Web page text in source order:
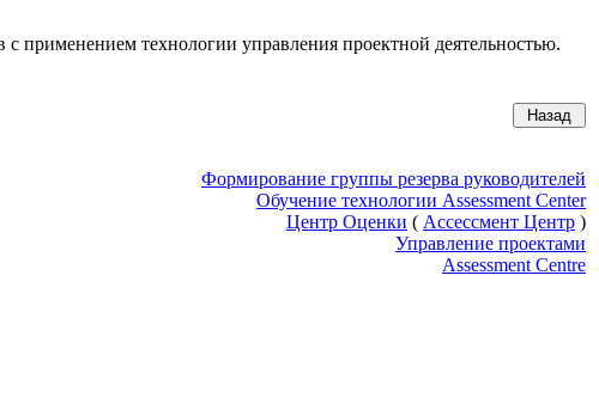
применением технологии управления проектной деятельностью.
Формирование группы резерва руководителей
Обучение технологии Assessment Center
Центр Оценки ( Ассессмент Центр )
Управление проектами
Assessment Centre